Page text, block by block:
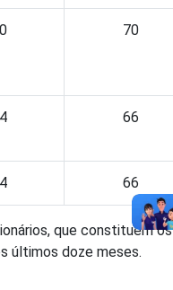
70
66
66
que constituem os
últimos doze meses.